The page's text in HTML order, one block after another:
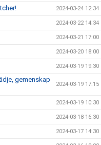
2024-03-24 12:34
2024-03-22 14:34
2024-03-21 17:00
2024-03-20 18:00
2024-03-19 19:30
gemenskap
2024-03-19 17:15
2024-03-19 10:30
2024-03-18 16:30
2024-03-17 14:30